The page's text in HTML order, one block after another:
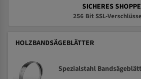
SICHERES
256 Bit SSL-
HOLZBANDSÄGEBLÄTTER
Spezialstahl